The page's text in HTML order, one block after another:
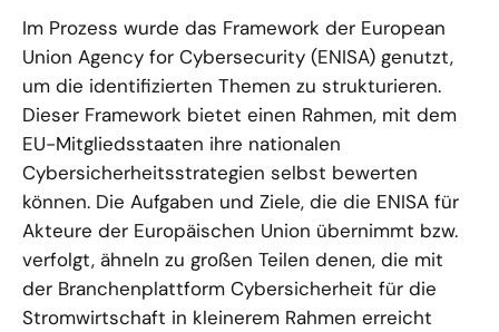
Im Prozess wurde das Framework der European
Union Agency for Cybersecurity (ENISA) genutzt,
um die identifizierten Themen zu strukturieren.
Dieser Framework bietet einen Rahmen, mit dem
EU-Mitgliedsstaaten ihre nationalen
Cybersicherheitsstrategien selbst bewerten
können. Die Aufgaben und Ziele, die die ENISA für
Akteure der Europäischen Union übernimmt bzw.
verfolgt, ähneln zu großen Teilen denen, die mit
der Branchenplattform Cybersicherheit für die
Stromwirtschaft in kleinerem Rahmen erreicht